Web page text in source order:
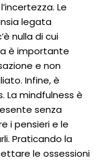
Le
legata
nulla di cui
è importante
e non
Infine, è
La mindfulness è
senza
i pensieri e le
Praticando la
le ossessioni